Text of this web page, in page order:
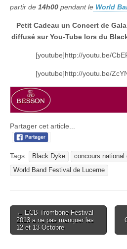
partir de 14h00 pendant le World
Petit Cadeau un Concert de
diffusé sur You-Tube lors du
[youtube]http://youtu.be/
[youtube]http://youtu.be/
Partager cet article...
Tags: Black Dyke
concours national
World Band Festival de Lucerne
Post
navigation
← ECB Trombone Festival
2013 a ne pas manquer les
12 et 13 Octobre